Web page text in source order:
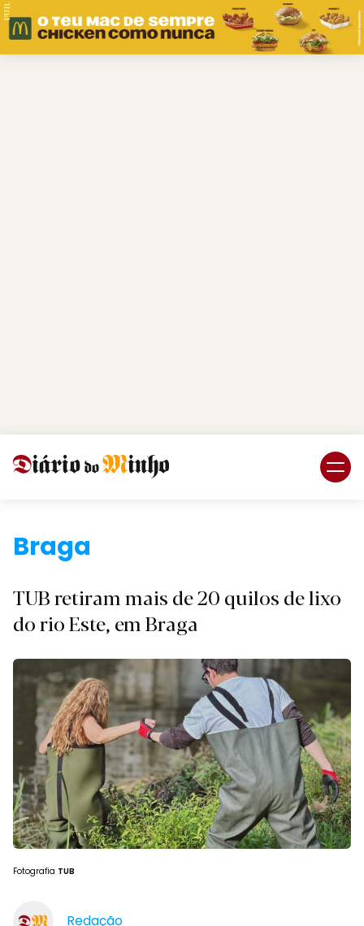
PUB.
Braga.
TUB retiram mais de 20 quilos de lixo
do rio Este, em Braga
Fotografia TUB
Redação